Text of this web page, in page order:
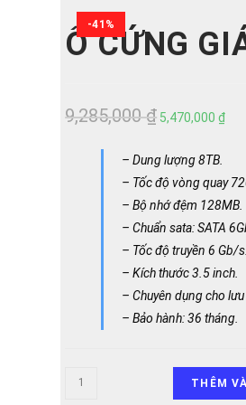
HDWT380UZSVA
số
lượng
-41%
Ổ CỨNG
9,285,000₫ Giá
là:
5,470,000₫Giá
– Dung lượng 8TB.
– Tốc độ vòng quay
– Bộ nhớ đệm 128MB.
– Chuẩn sata: SATA
– Tốc độ truyền 6 Gb/s.
– Kích thước 3.5 inch.
– Chuyên dụng cho
– Bảo hành: 36 tháng.
THÊM